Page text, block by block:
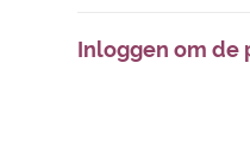
Inloggen om de